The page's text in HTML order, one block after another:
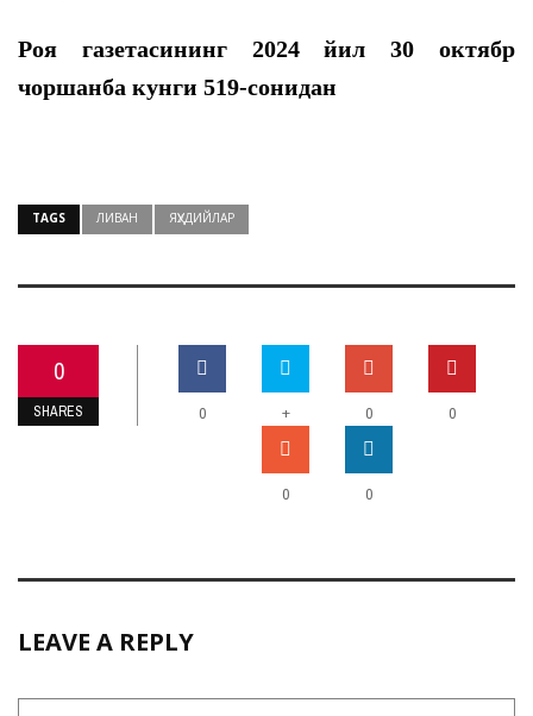
Роя газетасининг 2024 йил 30 октябр
чоршанба кунги 519-сонидан
TAGS ЛИВАН ЯҲУДИЙЛАР
0
SHARES 0 + 0 0
0 0
LEAVE A REPLY